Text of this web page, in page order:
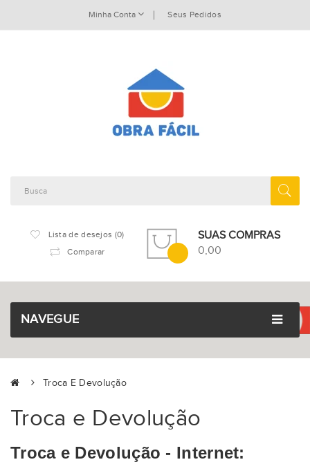
Minha Conta Seus Pedidos
Lista de desejos (0)
Comparar
SUAS COMPRAS
0,00
NAVEGUE
Troca E Devolução
Troca e Devolução
Troca e Devolução - Internet: